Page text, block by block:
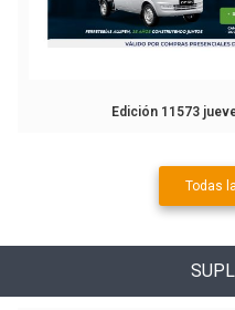
Edición 11573
Todas